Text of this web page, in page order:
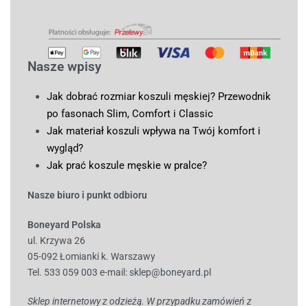
Nasze wpisy
Jak dobrać rozmiar koszuli męskiej? Przewodnik
po fasonach Slim, Comfort i Classic
Jak materiał koszuli wpływa na Twój komfort i
wygląd?
Jak prać koszule męskie w pralce?
Nasze biuro i punkt odbioru
Boneyard Polska
ul. Krzywa 26
05-092 Łomianki k. Warszawy
Tel. 533 059 003 e-mail: sklep@boneyard.pl
Sklep internetowy z odzieżą. W przypadku zamówień z